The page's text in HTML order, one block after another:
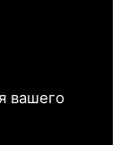
вашего